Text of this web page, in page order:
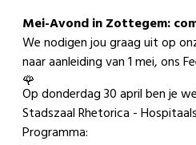
Mei-Avond in Zottegem:
We nodigen jou graag uit op
naar aanleiding van 1 mei, ons
Op donderdag 30 april ben je
Stadszaal Rhetorica -
Programma: